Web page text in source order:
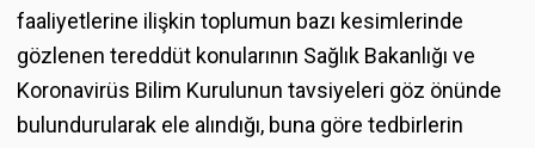
faaliyetlerine ilişkin toplumun bazı kesimlerinde
gözlenen tereddüt konularının Sağlık Bakanlığı ve
Koronavirüs Bilim Kurulunun tavsiyeleri göz önünde
bulundurularak ele alındığı, buna göre tedbirlerin